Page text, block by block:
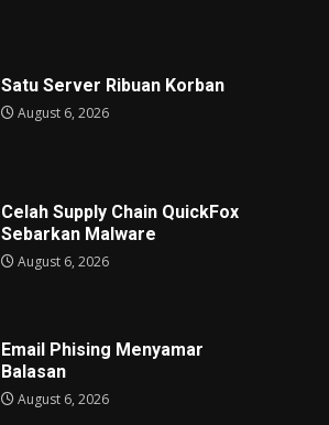
Satu Server Ribuan Korban
August 6, 2026
Celah Supply Chain QuickFox
Sebarkan Malware
August 6, 2026
Email Phising Menyamar
Balasan
August 6, 2026